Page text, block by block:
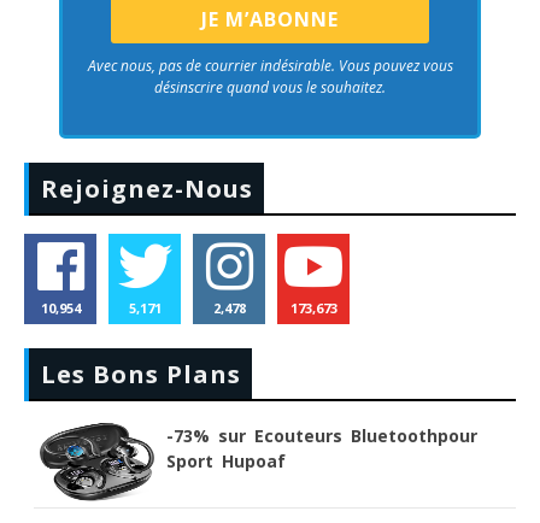
Avec nous, pas de courrier indésirable. Vous pouvez vous
désinscrire quand vous le souhaitez.
Rejoignez-Nous
10,954 5,171 2,478 173,673
Les Bons Plans
-73% sur Ecouteurs Bluetoothpour
Sport Hupoaf